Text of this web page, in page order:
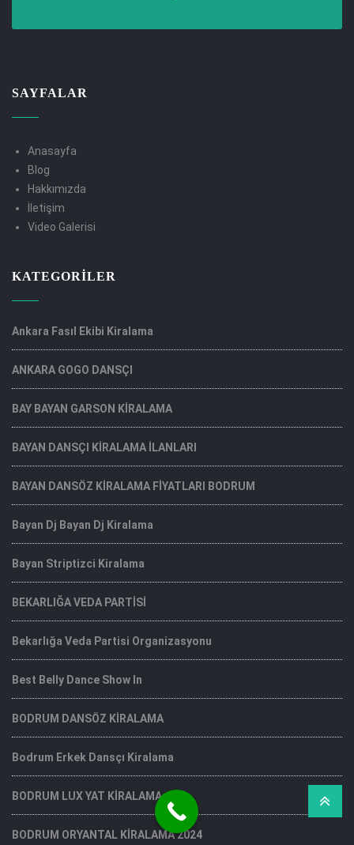
SAYFALAR
Anasayfa
Blog
Hakkımızda
İletişim
Video Galerisi
KATEGORILER
Ankara Fasıl Ekibi Kiralama
ANKARA GOGO DANSÇI
BAY BAYAN GARSON KİRALAMA
BAYAN DANSÇI KİRALAMA İLANLARI
BAYAN DANSÖZ KİRALAMA FİYATLARI BODRUM
Bayan Dj Bayan Dj Kiralama
Bayan Striptizci Kiralama
BEKARLIĞA VEDA PARTİSİ
Bekarlığa Veda Partisi Organizasyonu
Best Belly Dance Show In
BODRUM DANSÖZ KİRALAMA
Bodrum Erkek Dansçı Kiralama
BODRUM LUX YAT KİRALAMA
BODRUM ORYANTAL KİRALAMA 2024